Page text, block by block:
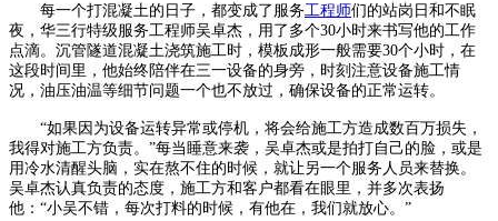
每一个打混凝土的日子，都变成了服务工程师们的站岗日和不眠
夜，华三行特级服务工程师吴卓杰，用了多个30小时来书写他的工作
点滴。沉管隧道混凝土浇筑施工时，模板成形一般需要30个小时，在
这段时间里，他始终陪伴在三一设备的身旁，时刻注意设备施工情
况，油压油温等细节问题一个也不放过，确保设备的正常运转。
“如果因为设备运转异常或停机，将会给施工方造成数百万损失，
我得对施工方负责。”每当睡意来袭，吴卓杰或是拍打自己的脸，或是
用冷水清醒头脑，实在熬不住的时候，就让另一个服务人员来替换。
吴卓杰认真负责的态度，施工方和客户都看在眼里，并多次表扬
他：“小吴不错，每次打料的时候，有他在，我们就放心。”